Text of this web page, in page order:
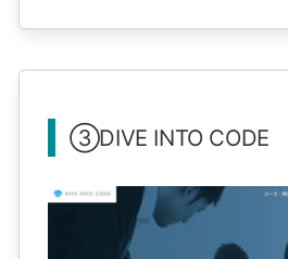
③DIVE INTO CODE